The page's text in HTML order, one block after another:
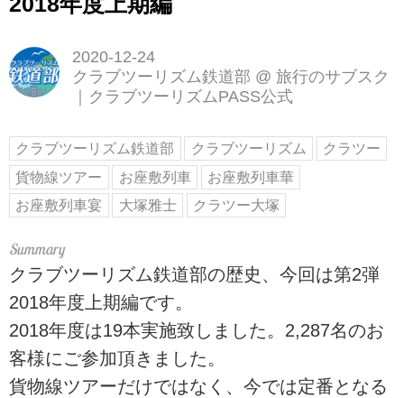
2020-12-24
クラブツーリズム鉄道部 @ 旅行のサブスク
｜クラブツーリズムPASS公式
クラブツーリズム鉄道部 クラブツーリズム
クラツー
貨物線ツアー
お座敷列車
お座敷列車華
お座敷列車宴
大塚雅士 クラツー大塚
クラブツーリズム鉄道部の歴史、今回は第2弾
2018年度上期編です。
2018年度は19本実施致しました。2,287名のお
客様にご参加頂きました。
貨物線ツアーだけではなく、今では定番となる